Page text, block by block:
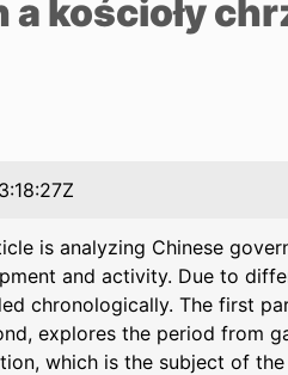
kościoły
is analyzing Chinese
and activity. Due to
chronologically. The first
explores the period from
which is the subject of